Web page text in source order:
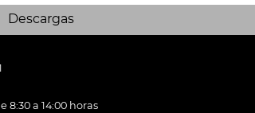
Descargas
8:30 a 14:00 horas